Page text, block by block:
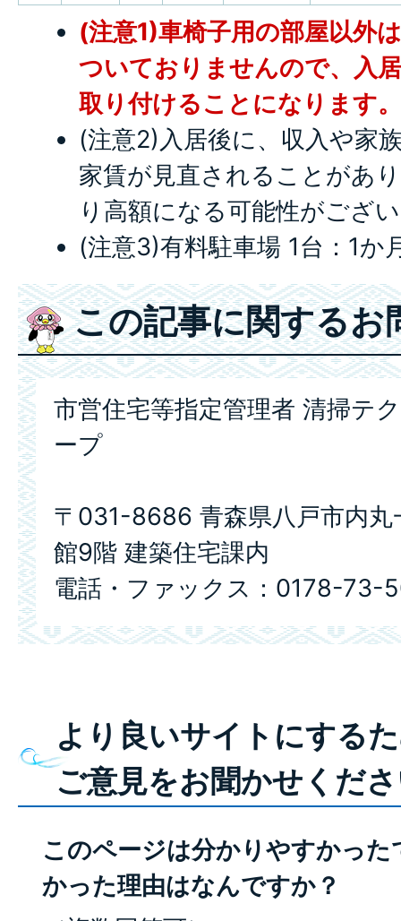
(注意1)車椅子用の部屋以外
ついておりませんので、入
取り付けることになります
(注意2)入居後に、収入や家
家賃が見直されることがあ
り高額になる可能性がござ
(注意3)有料駐車場 1台：1
この記事に関するお
市営住宅等指定管理者 清掃テ
ープ
〒031-8686 青森県八戸市内丸
館9階 建築住宅課内
電話・ファックス：0178-73-
より良いサイトにする
ご意見をお聞かせくだ
このページは分かりやすかっ
かった理由はなんですか？